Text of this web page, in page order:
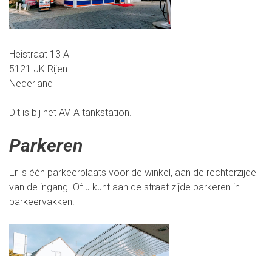
Heistraat 13 A
5121 JK Rijen
Nederland
Dit is bij het AVIA tankstation.
Parkeren
Er is één parkeerplaats voor de winkel, aan de rechterzijde
van de ingang. Of u kunt aan de straat zijde parkeren in
parkeervakken.